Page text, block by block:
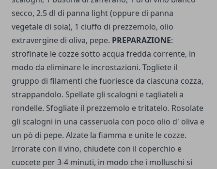
secco, 2.5 dl di panna light (oppure di panna
vegetale di soia), 1 ciuffo di prezzemolo, olio
extravergine di oliva, pepe. PREPARAZIONE:
strofinate le cozze sotto acqua fredda corrente, in
modo da eliminare le incrostazioni. Togliete il
gruppo di filamenti che fuoriesce da ciascuna cozza,
strappandolo. Spellate gli scalogni e tagliateli a
rondelle. Sfogliate il prezzemolo e tritatelo. Rosolate
gli scalogni in una casseruola con poco olio d' oliva e
un pò di pepe. Alzate la fiamma e unite le cozze.
Irrorate con il vino, chiudete con il coperchio e
cuocete per 3-4 minuti, in modo che i molluschi si